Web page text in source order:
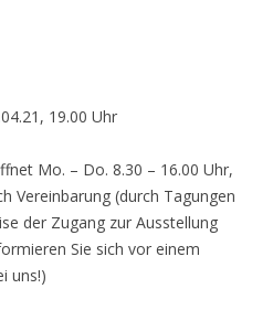
19.00 Uhr
Mo. – Do. 8.30 – 16.00 Uhr,
Vereinbarung (durch Tagungen
der Zugang zur Ausstellung
Sie sich vor einem
uns!)